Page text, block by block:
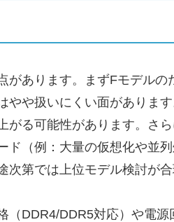
があります。まずFモデル
やや扱いにくい面がありま
がる可能性があります。さ
ド（例：大量の仮想化や並
第では上位モデル検討が合
（DDR4/DDR5対応）や電